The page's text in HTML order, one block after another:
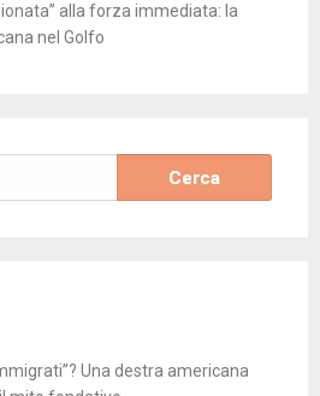
alla forza immediata: la
nel Golfo
Una destra americana